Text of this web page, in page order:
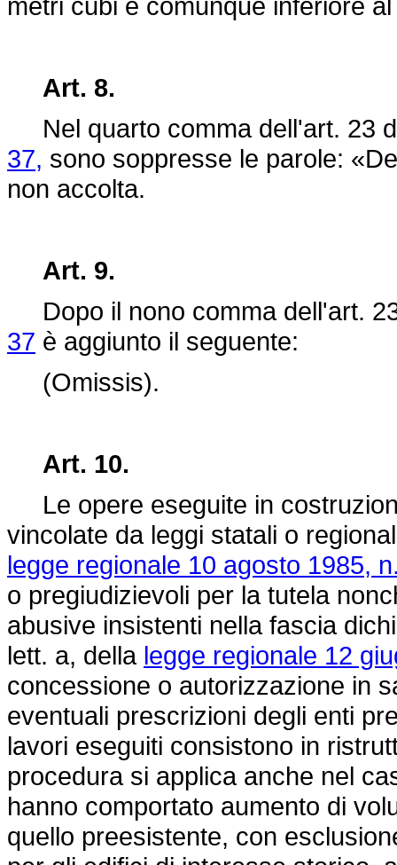
Art. 8.
Nel quarto comma dell'art. 23
37, sono soppresse le parole:
non accolta.
Art. 9.
Dopo il nono comma dell'art.
37 è aggiunto il seguente:
(Omissis).
Art. 10.
Le opere eseguite in
vincolate da leggi statali o
legge regionale 10 agosto 1985,
o pregiudizievoli per la tutela
abusive insistenti nella fascia
lett. a, della legge regionale 12
concessione o autorizzazione in
eventuali prescrizioni degli enti
lavori eseguiti consistono in
procedura si applica anche nel
hanno comportato aumento di
quello preesistente, con